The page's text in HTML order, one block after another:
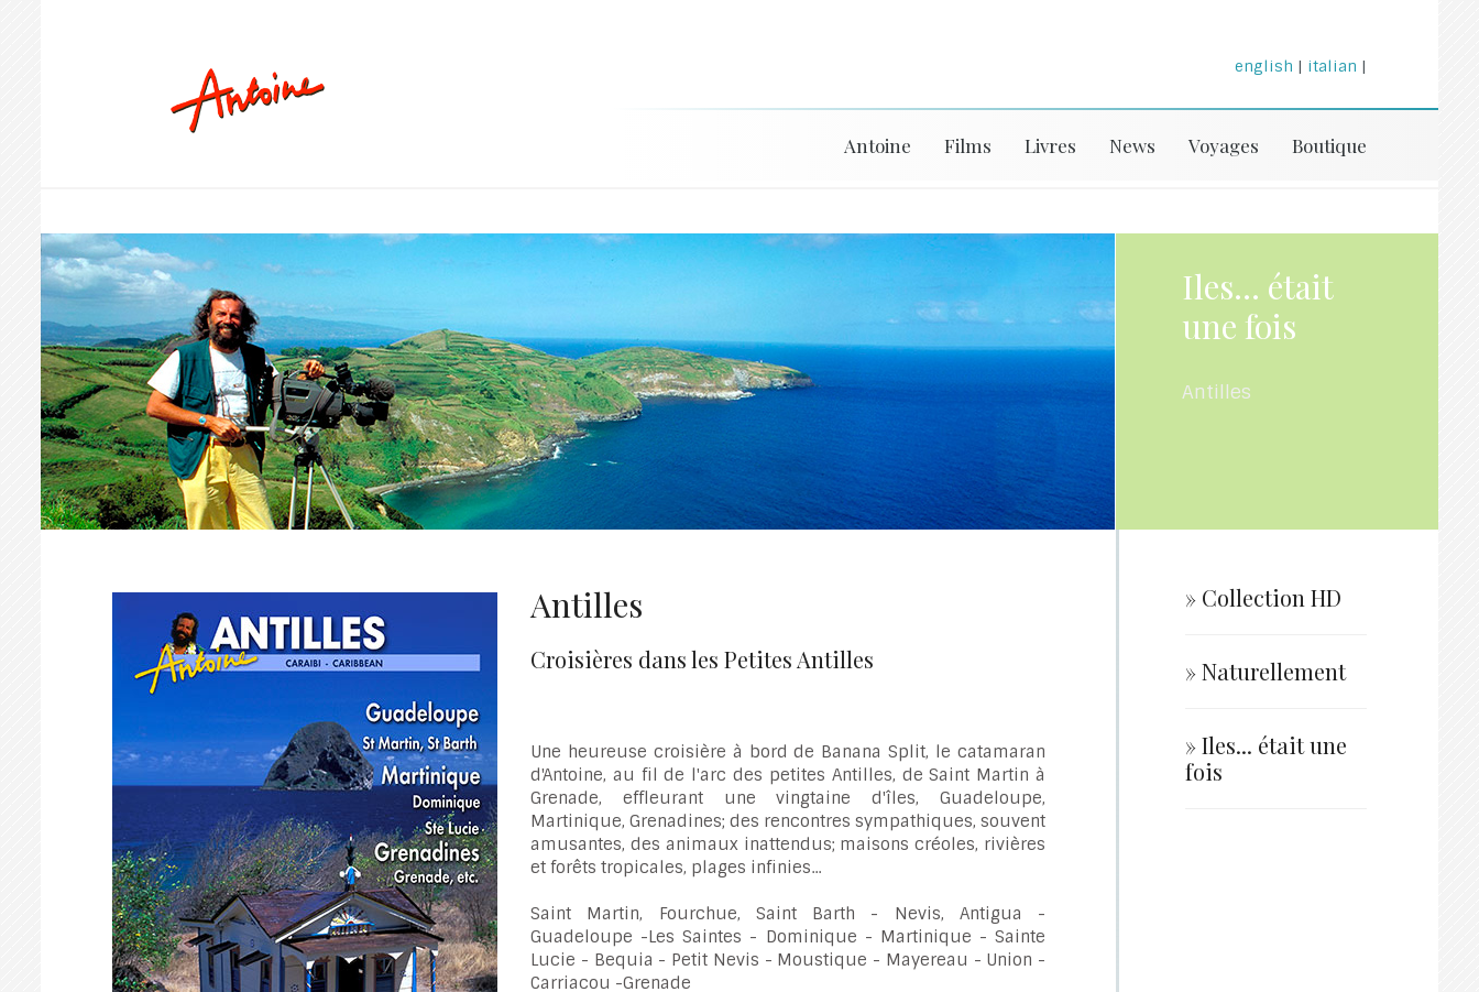
english | italian |
Boutique
Voyages
News
Livres
Films
Antoine
Iles... était
une fois
Antilles
» Collection HD
» Naturellement
» Iles... était une
fois
Antilles
Croisières dans les Petites Antilles
Une heureuse croisière à bord de Banana Split, le catamaran
d'Antoine, au fil de l'arc des petites Antilles, de Saint Martin à
Grenade, effleurant une vingtaine d'îles, Guadeloupe,
Martinique, Grenadines; des rencontres sympathiques, souvent
amusantes, des animaux inattendus; maisons créoles, rivières
et forêts tropicales, plages infinies...
Saint Martin, Fourchue, Saint Barth - Nevis, Antigua -
Guadeloupe -Les Saintes - Dominique - Martinique - Sainte
Lucie - Bequia - Petit Nevis - Moustique - Mayereau - Union -
Carriacou -Grenade